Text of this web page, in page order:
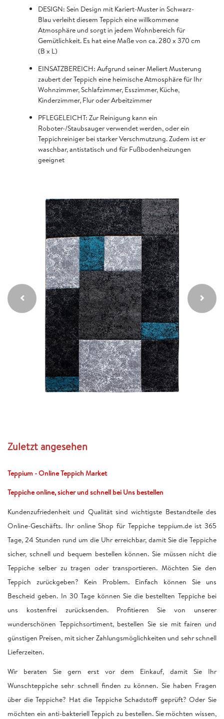
DESIGN: Sein Design mit Kariert-Muster in Schwarz-
Blau verleiht diesem Teppich eine willkommene
Atmosphäre und sorgt in jedem Wohnbereich für
Gemütlichkeit. Es hat eine Maße von ca. 280 x 370 cm
(B x L)
EINSATZBEREICH: Aufgrund seiner Meliert Musterung
zaubert der Teppich eine heimische Atmosphäre für Ihr
Wohnzimmer, Schlafzimmer, Esszimmer, Küche,
Kinderzimmer, Flur oder Arbeitzimmer
PFLEGELEICHT: Zur Reinigung kann ein
Roboter-/Staubsauger verwendet werden, oder ein
Teppichreiniger bei starker Verschmutzung. Zudem ist er
waschbar, antistatisch und für Fußbodenheizungen
geeignet
Zuletzt angesehen
Teppium - Online Teppich Market
Teppiche online, sicher und schnell bei Uns bestellen
Kundenzufriedenheit und Qualität sind wichtigste Bestandteile des
Online-Geschäfts. Ihr online Shop für Teppiche teppium.de ist 365
Tage, 24 Stunden rund um die Uhr erreichbar, damit Sie die Teppiche
sicher, schnell und bequem bestellen können. Sie müssen nicht die
Teppiche selber zu tragen oder transportieren. Möchten Sie den
Teppich zurückgeben? Kein Problem. Einfach können Sie uns
Bescheid geben. In 30 Tage können Sie die bestellten Teppiche bei
uns kostenfrei zurücksenden. Profitieren Sie von unserer
wunderschönen Teppichsortiment, bestellen Sie sie mit fairen und
günstigen Preisen, mit sicher Zahlungsmöglichkeiten und sehr schnell
Lieferzeiten.
Wir beraten Sie gern erst vor dem Einkauf, damit Sie Ihr
Wunschteppiche sehr schnell finden zu können. Sie haben Fragen
über die Teppiche? Hat die Teppiche Schadstoff geprüft? Oder Sie
möchten ein anti-bakteriell Teppich zu bestellen. Sie möchten wissen,